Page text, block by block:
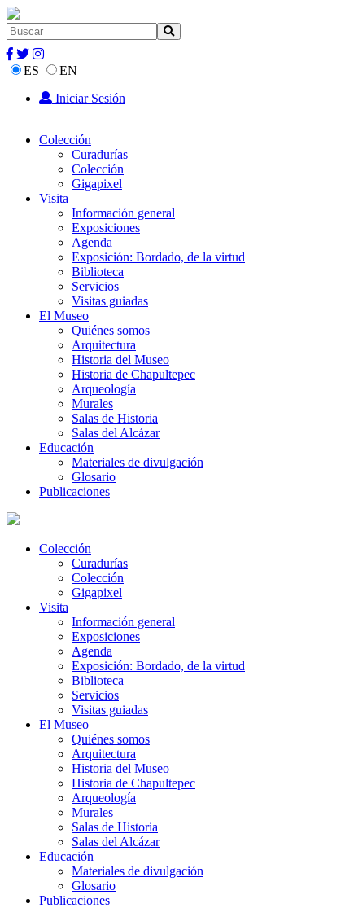
ES
EN
Iniciar Sesión
Colección
Curadurías
Colección
Gigapixel
Visita
Información general
Exposiciones
Agenda
Exposición: Bordado, de la virtud
Biblioteca
Servicios
Visitas guiadas
El Museo
Quiénes somos
Arquitectura
Historia del Museo
Historia de Chapultepec
Arqueología
Murales
Salas de Historia
Salas del Alcázar
Educación
Materiales de divulgación
Glosario
Publicaciones
Colección
Curadurías
Colección
Gigapixel
Visita
Información general
Exposiciones
Agenda
Exposición: Bordado, de la virtud
Biblioteca
Servicios
Visitas guiadas
El Museo
Quiénes somos
Arquitectura
Historia del Museo
Historia de Chapultepec
Arqueología
Murales
Salas de Historia
Salas del Alcázar
Educación
Materiales de divulgación
Glosario
Publicaciones